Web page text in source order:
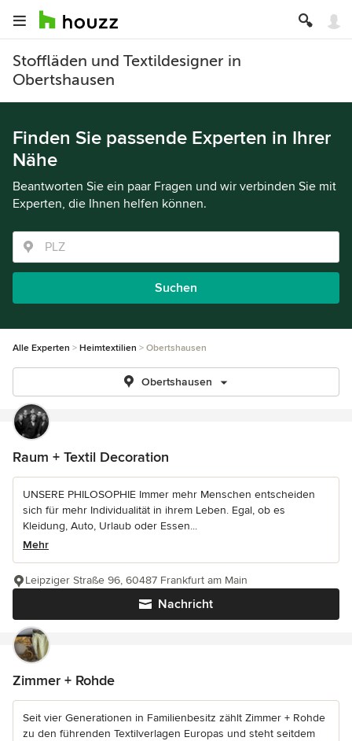
Stoffläden und Textildesigner in
Obertshausen
Finden Sie passende Experten in Ihrer
Nähe
Beantworten Sie ein paar Fragen und wir verbinden Sie mit
Experten, die Ihnen helfen können.
Suchen
Alle Experten Heimtextilien Obertshausen
Obertshausen
Raum + Textil Decoration
UNSERE PHILOSOPHIE Immer mehr Menschen entscheiden
sich für mehr Individualität in ihrem Leben. Egal, ob es
Kleidung, Auto, Urlaub oder Essen...
Mehr
Nachricht
Leipziger Straße 96, 60487 Frankfurt am Main
Zimmer + Rohde
Seit vier Generationen in Familienbesitz zählt Zimmer + Rohde
zu den führenden Textilverlagen Europas und steht seitdem